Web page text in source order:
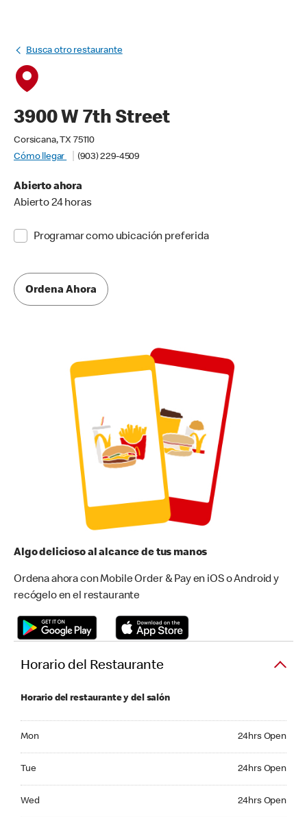
Busca otro restaurante
3900 W 7th Street
Corsicana, TX 75110
Cómo llegar
(903) 229-4509
Abierto ahora
Abierto 24 horas
Programar como ubicación preferida
Ordena Ahora
Algo delicioso al alcance de tus manos
Ordena ahora con Mobile Order & Pay en iOS o Android y
recógelo en el restaurante
Horario del Restaurante
Horario del restaurante y del salón
Mon 24hrs Open
Tue 24hrs Open
Wed 24hrs Open